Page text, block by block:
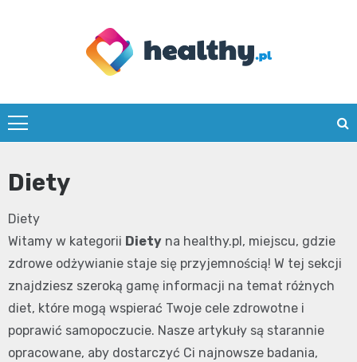
healthy.pl
Diety
Diety
Witamy w kategorii Diety na healthy.pl, miejscu, gdzie
zdrowe odżywianie staje się przyjemnością! W tej sekcji
znajdziesz szeroką gamę informacji na temat różnych
diet, które mogą wspierać Twoje cele zdrowotne i
poprawić samopoczucie. Nasze artykuły są starannie
opracowane, aby dostarczyć Ci najnowsze badania,